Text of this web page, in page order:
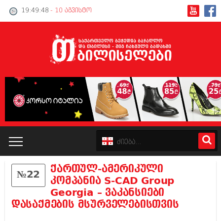
19:49:48 - 10 აგვისტო
კატალოგი
პოლიტიკა
№22
ქართულ-ამერიკული
კომპანია S-CAD Group
Georgia – ვაკანსიები
დასაქმების მსურველებისთვის